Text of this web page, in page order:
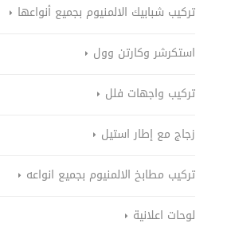
تركيب شبابيك الالمنيوم بجميع أنواعها
استكرشر وكارتن وول
تركيب واجهات فلل
زجاج مع إطار استيل
تركيب مطابخ الالمنيوم بجميع انواعه
لوحات اعلانية